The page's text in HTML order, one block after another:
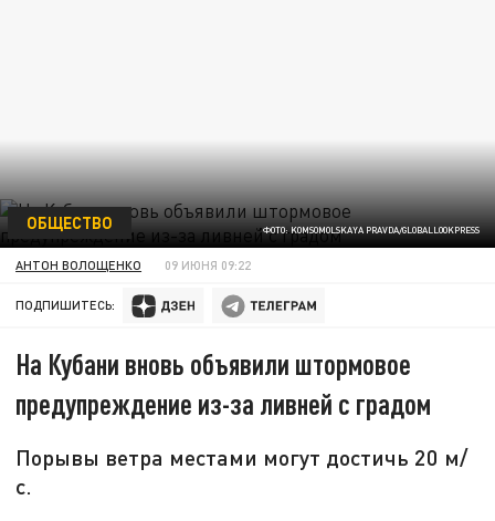
ФОТО: KOMSOMOLSKAYA PRAVDA/GLOBALLOOKPRESS
ОБЩЕСТВО
АНТОН ВОЛОЩЕНКО 09 ИЮНЯ 09:22
ПОДПИШИТЕСЬ:
На Кубани вновь объявили штормовое
предупреждение из-за ливней с градом
Порывы ветра местами могут достичь 20 м/
с.